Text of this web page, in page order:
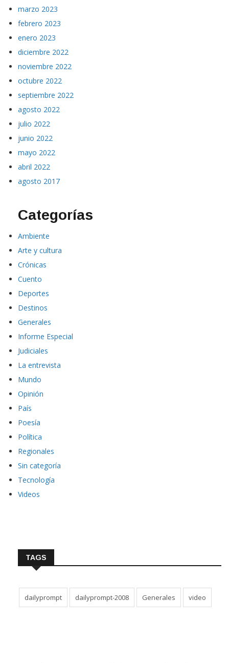
marzo 2023
febrero 2023
enero 2023
diciembre 2022
noviembre 2022
octubre 2022
septiembre 2022
agosto 2022
julio 2022
junio 2022
mayo 2022
abril 2022
agosto 2017
Categorías
Ambiente
Arte y cultura
Crónicas
Cuento
Deportes
Destinos
Generales
Informe Especial
Judiciales
La entrevista
Mundo
Opinión
País
Poesía
Política
Regionales
Sin categoría
Tecnología
Videos
TAGS
dailyprompt dailyprompt-2008 Generales video